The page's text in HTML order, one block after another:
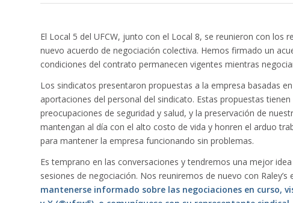
El Local 5 del UFCW, junto con el Local 8, se reunieron con los
nuevo acuerdo de negociación colectiva. Hemos firmado un
condiciones del contrato permanecen vigentes mientras
Los sindicatos presentaron propuestas a la empresa basadas
aportaciones del personal del sindicato. Estas propuestas
preocupaciones de seguridad y salud, y la preservación de
mantengan al día con el alto costo de vida y honren el arduo
para mantener la empresa funcionando sin problemas.
Es temprano en las conversaciones y tendremos una mejor
sesiones de negociación. Nos reuniremos de nuevo con
mantenerse informado sobre las negociaciones en curso,